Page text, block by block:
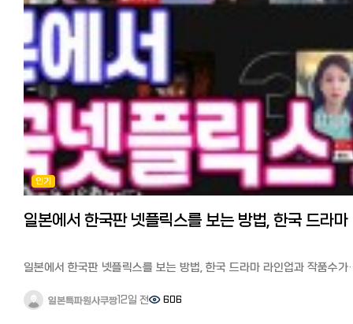
인기
일본에서 한국판 넷플릭스를 보는 방법, 한국 드라마 라인업과 작품수가
커뮤니티 '일본 한국인 모임'과 '일한모 사이트'를 운영하고 있는
관리자입니다. 일본에서 한국방송 보는 법에 대한 질문들이 자주
일본특파원사쿠짱 12일 전 606